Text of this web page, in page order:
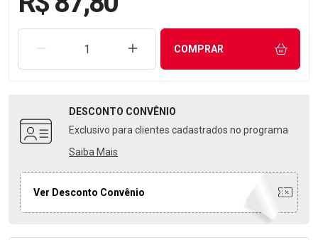
REMOVER UMA UNIDADEAUMENTAR UMA UNIDADE
COMPRAR
DESCONTO CONVÊNIO
Exclusivo para clientes cadastrados no programa
Saiba Mais
Ver Desconto Convênio